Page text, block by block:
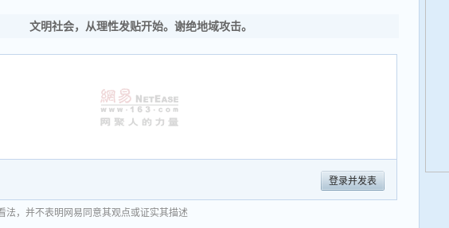
文明社会，从理性发贴开始。谢绝地域攻击。
登录并发表
法，并不表明网易同意其观点或证实其描述